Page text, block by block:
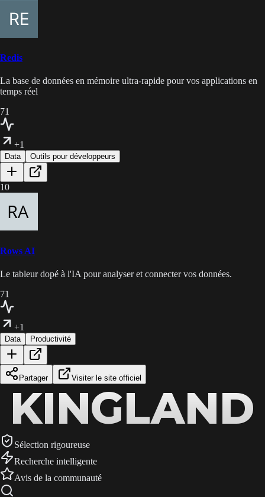
Redis
La base de données en mémoire ultra-rapide pour vos applications en
temps réel
71
+1
Data Outils pour développeurs
10
Rows AI
Le tableur dopé à l'IA pour analyser et connecter vos données.
71
+1
Data Productivité
Partager Visiter le site officiel
KINGLAND
KINGLAND
KINGLAND
Sélection rigoureuse
Recherche intelligente
Avis de la communauté